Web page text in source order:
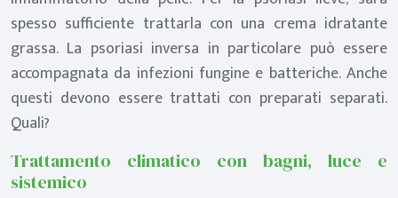
spesso sufficiente trattarla con una crema idratante
grassa. La psoriasi inversa in particolare può essere
accompagnata da infezioni fungine e batteriche. Anche
questi devono essere trattati con preparati separati.
Quali?
Trattamento climatico con bagni, luce e
sistemico